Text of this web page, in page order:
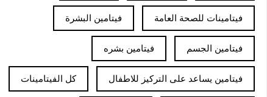
فيتامينات للصحة العامة فيتامين البشرة
فيتامين الجسم فيتامين بشره
فيتامين يساعد على التركيز للاطفال كل الفيتامينات